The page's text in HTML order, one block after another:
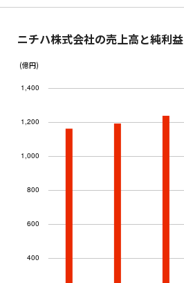
ニチハ株式会社の売上高と純利益
(億円)